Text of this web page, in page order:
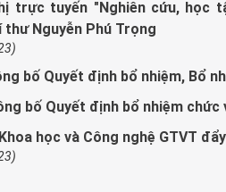
trực tuyến "Nghiên cứu, học
thư Nguyễn Phú Trọng
bố Quyết định bổ nhiệm, Bổ
bố Quyết định bổ nhiệm
học và Công nghệ GTVT